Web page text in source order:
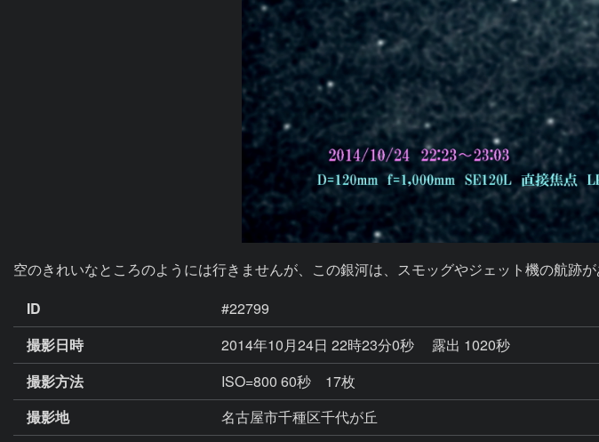
空のきれいなところのようには行きませんが、この銀河は、スモッグやジェット機の航跡
ID
#22799
撮影日時
2014年10月24日 22時23分0秒
露出 1020秒
撮影方法
ISO=800 60秒 17枚
撮影地
名古屋市千種区千代が丘